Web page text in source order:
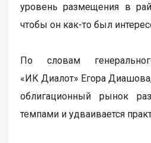
уровень размещения в
чтобы он как-то был
По словам
«ИК Диалот» Егора
облигационный рынок
темпами и удваивается